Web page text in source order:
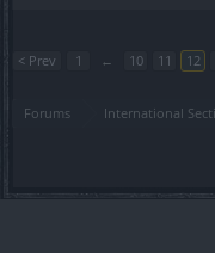
< Prev
1 ← 10 11 12
Forums International